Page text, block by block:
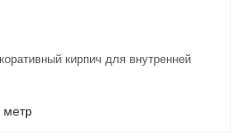
кирпич для внутренней
метр